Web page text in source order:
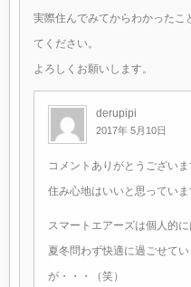
実際住んでみてからわかったこ
てください。
よろしくお願いします。
derupipi
2017年 5月10日
コメントありがとうございま
住み心地はいいと思っていま
スマートエアーズは個人的
夏冬問わず快適に過ごせて
が・・・（笑）